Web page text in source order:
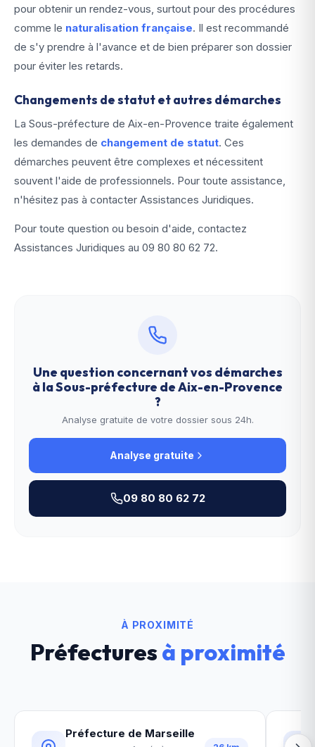
pour obtenir un rendez-vous, surtout pour des procédures
comme le naturalisation française. Il est recommandé
de s'y prendre à l'avance et de bien préparer son dossier
pour éviter les retards.
Changements de statut et autres démarches
La Sous-préfecture de Aix-en-Provence traite également
les demandes de changement de statut. Ces
démarches peuvent être complexes et nécessitent
souvent l'aide de professionnels. Pour toute assistance,
n'hésitez pas à contacter Assistances Juridiques.
Pour toute question ou besoin d'aide, contactez
Assistances Juridiques au 09 80 80 62 72.
Une question concernant vos démarches
à laSous-préfecture de Aix-en-Provence
?
Analyse gratuite de votre dossier sous 24h.
Analyse gratuite
09 80 80 62 72
À PROXIMITÉ
Préfecturesà proximité
Préfecture de Marseille